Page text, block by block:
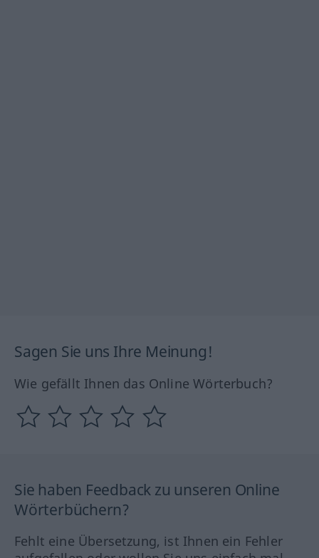
Sagen Sie uns Ihre Meinung!
Wie gefällt Ihnen das Online Wörterbuch?
Sie haben Feedback zu unseren Online
Wörterbüchern?
Fehlt eine Übersetzung, ist Ihnen ein Fehler